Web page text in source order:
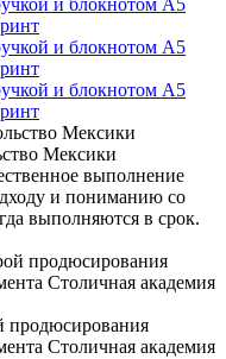
Мексики
выполнение
и пониманию со
выполняются в срок.
продюсирования
Столичная академия